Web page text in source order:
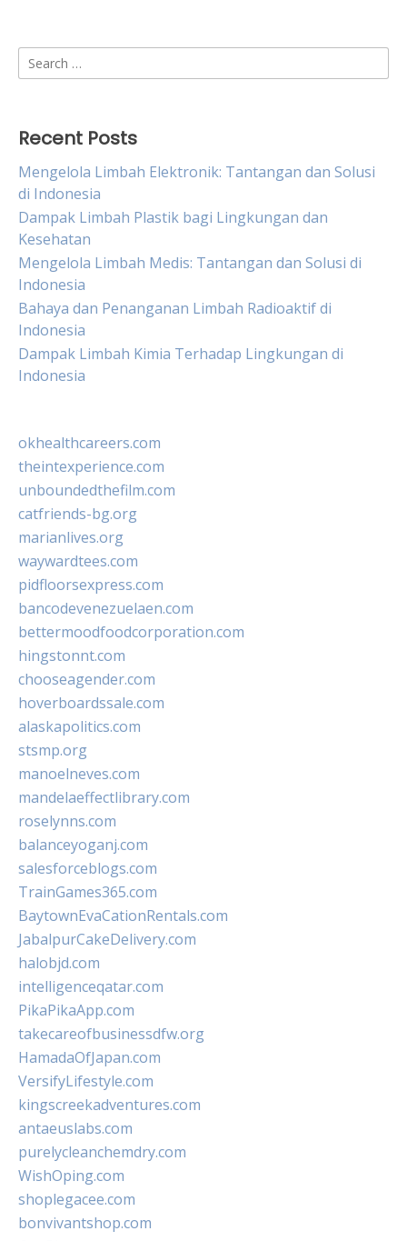
Search
for:
Recent Posts
Mengelola Limbah Elektronik: Tantangan dan Solusi
di Indonesia
Dampak Limbah Plastik bagi Lingkungan dan
Kesehatan
Mengelola Limbah Medis: Tantangan dan Solusi di
Indonesia
Bahaya dan Penanganan Limbah Radioaktif di
Indonesia
Dampak Limbah Kimia Terhadap Lingkungan di
Indonesia
okhealthcareers.com
theintexperience.com
unboundedthefilm.com
catfriends-bg.org
marianlives.org
waywardtees.com
pidfloorsexpress.com
bancodevenezuelaen.com
bettermoodfoodcorporation.com
hingstonnt.com
chooseagender.com
hoverboardssale.com
alaskapolitics.com
stsmp.org
manoelneves.com
mandelaeffectlibrary.com
roselynns.com
balanceyoganj.com
salesforceblogs.com
TrainGames365.com
BaytownEvaCationRentals.com
JabalpurCakeDelivery.com
halobjd.com
intelligenceqatar.com
PikaPikaApp.com
takecareofbusinessdfw.org
HamadaOfJapan.com
VersifyLifestyle.com
kingscreekadventures.com
antaeuslabs.com
purelycleanchemdry.com
WishOping.com
shoplegacee.com
bonvivantshop.com